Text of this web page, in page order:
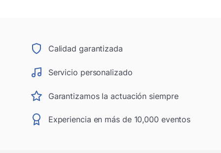
Calidad garantizada
Servicio personalizado
Garantizamos la actuación siempre
Experiencia en más de 10,000 eventos